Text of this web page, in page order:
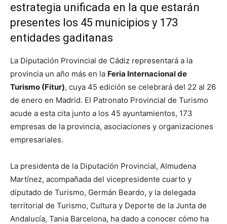
estrategia unificada en la que estarán
presentes los 45 municipios y 173
entidades gaditanas
La Diputación Provincial de Cádiz representará a la
provincia un año más en la Feria Internacional de
Turismo (Fitur), cuya 45 edición se celebrará del 22 al 26
de enero en Madrid. El Patronato Provincial de Turismo
acude a esta cita junto a los 45 ayuntamientos, 173
empresas de la provincia, asociaciones y organizaciones
empresariales.
La presidenta de la Diputación Provincial, Almudena
Martínez, acompañada del vicepresidente cuarto y
diputado de Turismo, Germán Beardo, y la delegada
territorial de Turismo, Cultura y Deporte de la Junta de
Andalucía, Tania Barcelona, ha dado a conocer cómo ha